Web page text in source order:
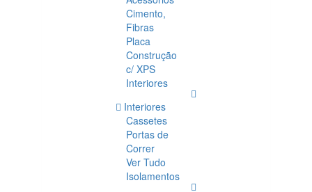
Cimento,
Fibras
Placa
Construção
c/ XPS
Interiores
Interiores
Cassetes
Portas de
Correr
Ver Tudo
Isolamentos